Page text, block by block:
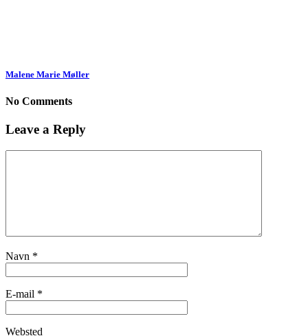
Malene Marie Møller
No Comments
Leave a Reply
Navn *
E-mail *
Websted